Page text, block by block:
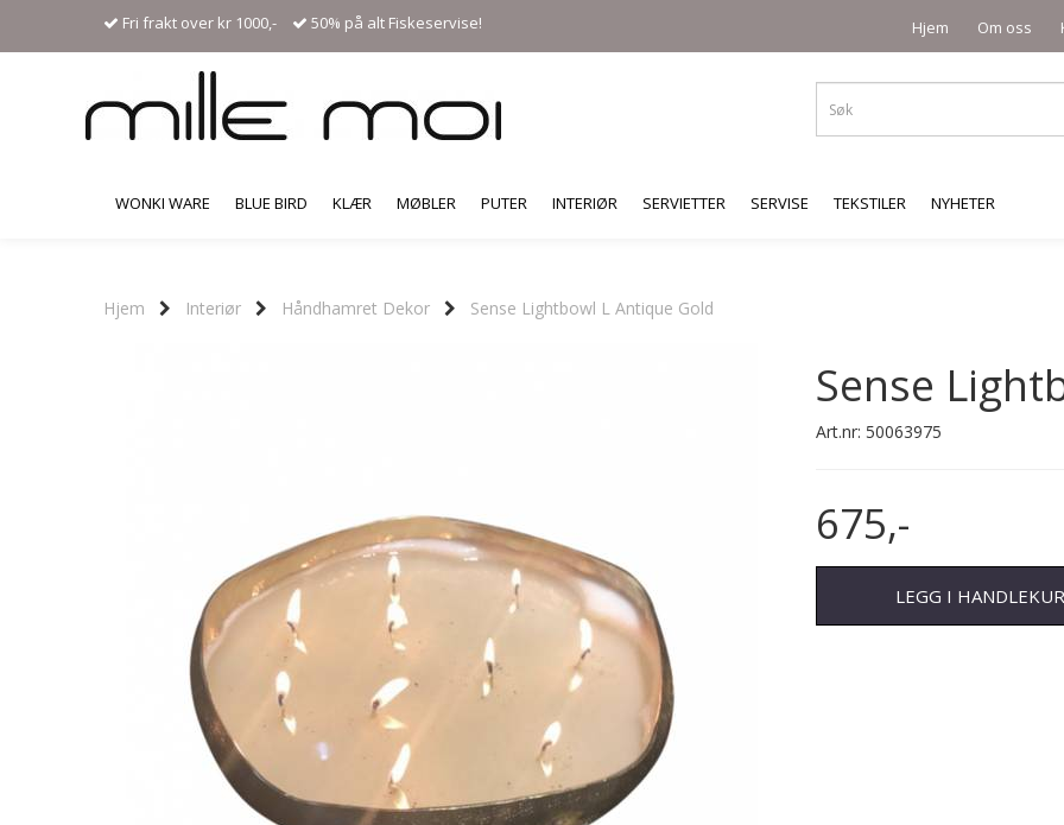
Fri frakt over kr 1000,- 50% på alt Fiskeservise! Hjem Om oss
WONKI WARE BLUE BIRD KLÆR MØBLER PUTER INTERIØR SERVIETTER SERVISE TEKSTILER NYHETER
Hjem Interiør Håndhamret Dekor Sense Lightbowl L Antique Gold
Sense
Art.nr: 50063975
675,-
LEGG I